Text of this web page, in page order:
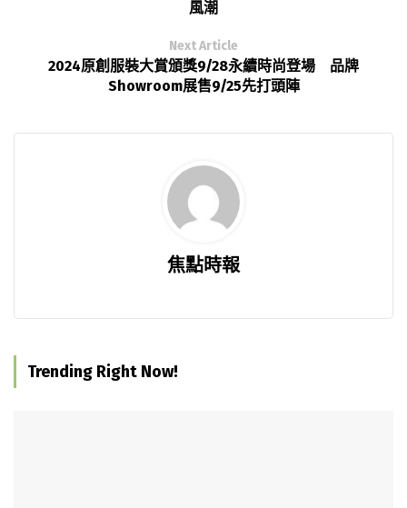
風潮⁠
Next Article
2024原創服裝大賞頒獎9/28永續時尚登場 品牌
Showroom展售9/25先打頭陣
焦點時報
Trending Right Now!